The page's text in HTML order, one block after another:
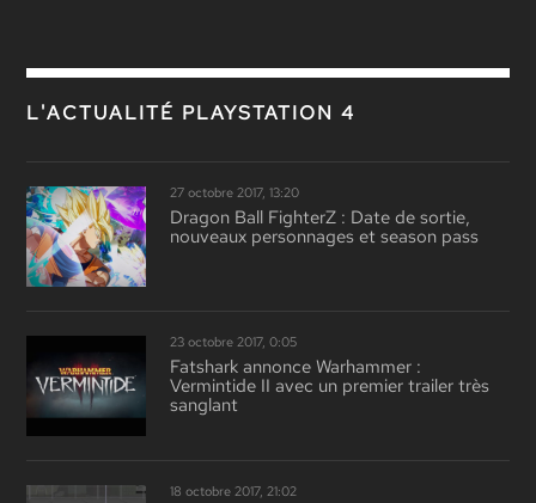
L'ACTUALITÉ PLAYSTATION 4
27 octobre 2017, 13:20
Dragon Ball FighterZ : Date de sortie,
nouveaux personnages et season pass
23 octobre 2017, 0:05
Fatshark annonce Warhammer :
Vermintide II avec un premier trailer très
sanglant
18 octobre 2017, 21:02